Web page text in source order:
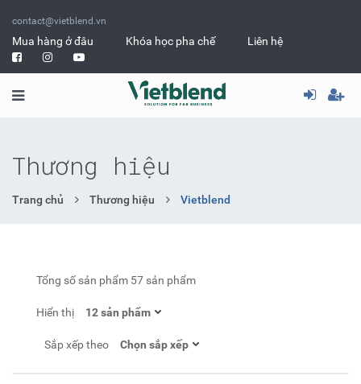
contact@vietblend.vn
Mua hàng ở đâu Khóa học pha chế Liên hệ
Thương hiệu
Trang chủ Thương hiệu Vietblend
Tổng số sản phẩm 57 sản phẩm
Hiển thị
Sắp xếp theo